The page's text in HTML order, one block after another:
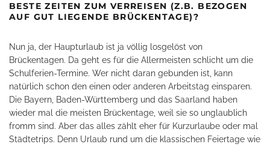
BESTE ZEITEN ZUM VERREISEN (Z.B. BEZOGEN
AUF GUT LIEGENDE BRÜCKENTAGE)?
Nun ja, der Haupturlaub ist ja völlig losgelöst von
Brückentagen. Da geht es für die Allermeisten schlicht um die
Schulferien-Termine. Wer nicht daran gebunden ist, kann
natürlich schon den einen oder anderen Arbeitstag einsparen.
Die Bayern, Baden-Württemberg und das Saarland haben
wieder mal die meisten Brückentage, weil sie so unglaublich
fromm sind. Aber das alles zählt eher für Kurzurlaube oder mal
Städtetrips. Denn Urlaub rund um die klassischen Feiertage wie